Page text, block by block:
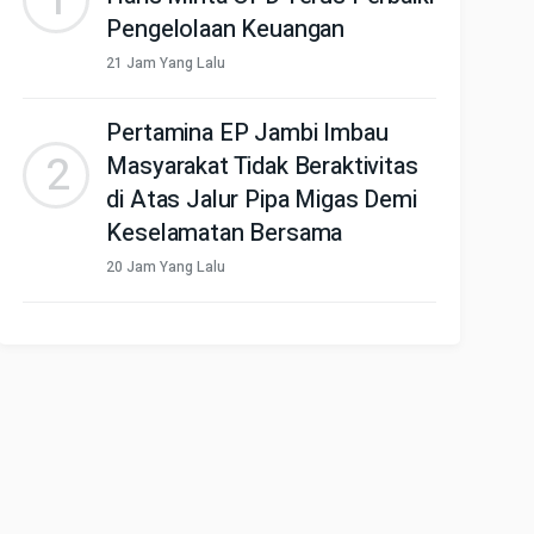
Pengelolaan Keuangan
21 Jam Yang Lalu
2
Pertamina EP Jambi Imbau
Masyarakat Tidak Beraktivitas
di Atas Jalur Pipa Migas Demi
Keselamatan Bersama
20 Jam Yang Lalu